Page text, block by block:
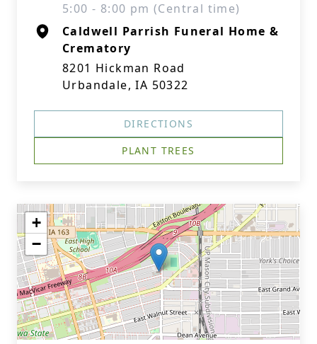
5:00 - 8:00 pm (Central time)
Caldwell Parrish Funeral Home &
Crematory
8201 Hickman Road
Urbandale, IA 50322
DIRECTIONS
PLANT TREES
+
−